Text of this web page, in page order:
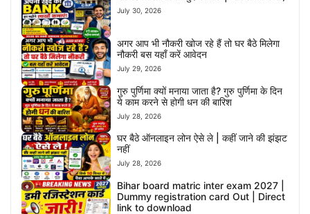
July 30, 2026
अगर आप भी नौकरी खोज रहे हैं तो घर बैठे मिलेगा
नौकरी बस यहाँ करें आवेदन
July 29, 2026
गुरु पुर्णिमा क्यों मनाया जाता है? गुरु पुर्णिमा के दिन
ये काम करने से होगी धन की बारिश
July 28, 2026
घर बैठे ऑनलाइन लोन ऐसे ले | कहीं जाने की झंझट
नहीं
July 28, 2026
Bihar board matric inter exam 2027 |
Dummy registration card Out | Direct
link to download